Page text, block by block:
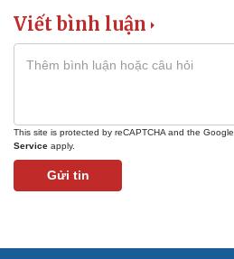
Làm đẹp - giảm cân
Phòng mạch online
Viết bình luận
This site is protected by reCAPTCHA and the Google
Service apply.
Gửi tin